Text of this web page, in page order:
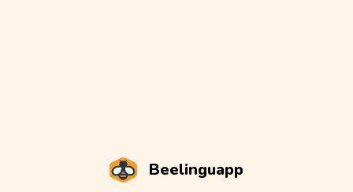
Beelinguapp